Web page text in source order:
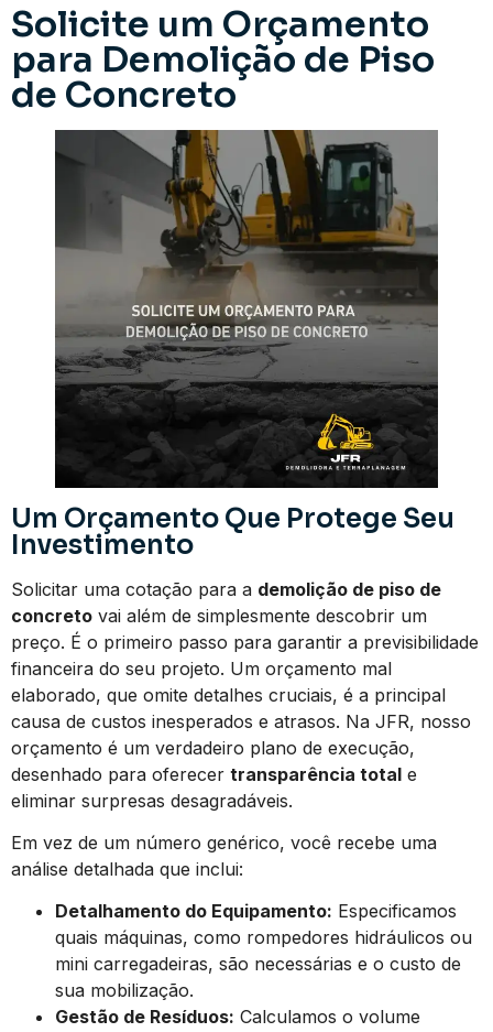
Solicite um Orçamento
para Demolição de Piso
de Concreto
Um Orçamento Que Protege Seu
Investimento
Solicitar uma cotação para a demolição de piso de
concreto vai além de simplesmente descobrir um
preço. É o primeiro passo para garantir a previsibilidade
financeira do seu projeto. Um orçamento mal
elaborado, que omite detalhes cruciais, é a principal
causa de custos inesperados e atrasos. Na JFR, nosso
orçamento é um verdadeiro plano de execução,
desenhado para oferecer transparência total e
eliminar surpresas desagradáveis.
Em vez de um número genérico, você recebe uma
análise detalhada que inclui:
Detalhamento do Equipamento: Especificamos
quais máquinas, como rompedores hidráulicos ou
mini carregadeiras, são necessárias e o custo de
sua mobilização.
Gestão de Resíduos: Calculamos o volume